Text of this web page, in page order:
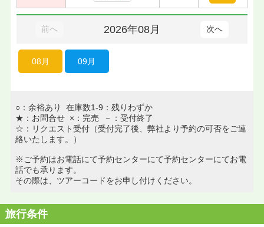
前へ 2026年08月 次へ
08月 09月
○：余裕あり 在庫数1-9：残りわずか
★：お問合せ ×：完売 －：受付終了
☆：リクエスト受付（受付完了後、弊社より予約の可否をご連
絡いたします。）
※ご予約はお電話にて予約センターにて予約センターにてお電
話でも承ります。
その際は、ツアーコードをお申し付けください。
旅行条件